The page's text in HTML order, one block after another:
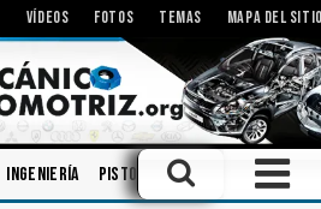
VÍDEOS FOTOS TEMAS MAPA DEL
Ingeniería Pistones Bombas